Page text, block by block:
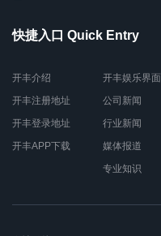
快捷入口 Quick Entry
开丰介绍
开丰注册地址
开丰登录地址
开丰APP下载
开丰娱乐界面
公司新闻
行业新闻
媒体报道
专业知识